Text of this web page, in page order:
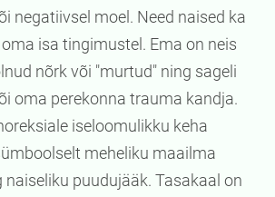
negatiivsel moel. Need naised ka
isa tingimustel. Ema on neis
nõrk või "murtud" ning sageli
oma perekonna trauma kandja.
iseloomulikku keha
meheliku maailma
puudujääk. Tasakaal on